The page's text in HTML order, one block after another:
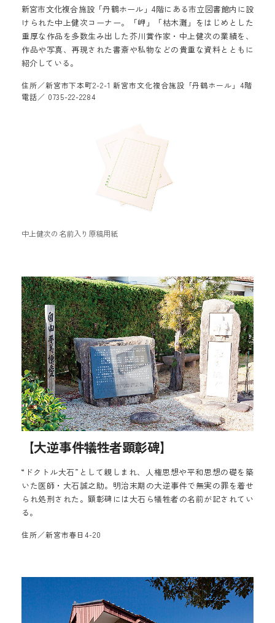
新宮市文化複合施設「丹鶴ホール」4階にある市立図書館内に設
けられた中上健次コーナー。「岬」「枯木灘」をはじめとした
重厚な作品を多数生み出した芥川賞作家・中上健次の業績を、
作品や写真、再現された書斎や私物などの貴重な資料とともに
紹介している。
住所／新宮市下本町2-2-1 新宮市文化複合施設「丹鶴ホール」4階
電話／ 0735-22-2284
中上健次の名前入り原稿用紙
【大逆事件犠牲者顕彰碑】
“ドクトル大石”として親しまれ、人権思想や平和思想の礎を築
いた医師・大石誠之助。明治末期の大逆事件で無実の罪を着せ
られ処刑された。顕彰碑には大石ら犠牲者の名前が記されてい
る。
住所／新宮市春日4-20